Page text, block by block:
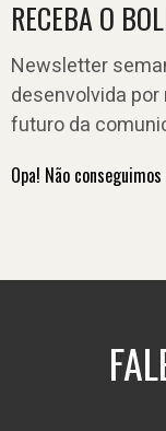
RECEBA O
Newsletter
desenvolvida
futuro da
Opa! Não